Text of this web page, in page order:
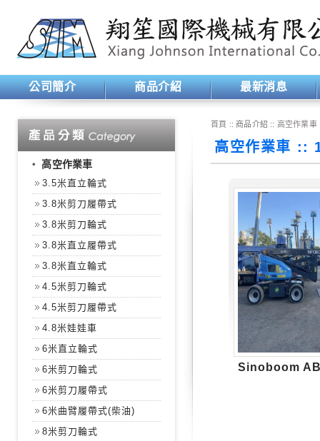
公司簡介 商品介紹 最新消息
‧高空作業車
3.5米直立輪式
3.8米剪刀履帶式
3.8米剪刀輪式
3.8米直立履帶式
3.8米直立輪式
4.5米剪刀輪式
4.5米剪刀履帶式
4.8米娃娃車
6米直立輪式
6米剪刀輪式
6米剪刀履帶式
6米曲臂履帶式(柴油)
8米剪刀輪式
首頁 :: 商品介紹 :: 高空作業車
高空作業車 ::
Sinoboom